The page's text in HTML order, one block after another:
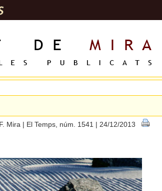
Mira | El Temps, núm. 1541 | 24/12/2013